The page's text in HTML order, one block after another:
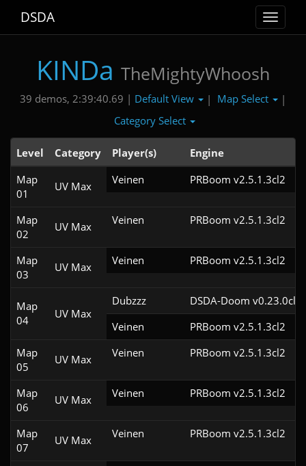
Toggle
DSDA
KINDa TheMightyWhoosh
39 demos, 2:39:40.69 | Default View | Map Select
|
Category Select
Level Category Player(s)
Engine
Map
01
UV Max Veinen PRBoom v2.5.1.3cl2
Map
02
UV Max Veinen PRBoom v2.5.1.3cl2
Map
03
UV Max Veinen PRBoom v2.5.1.3cl2
Map
04
UV Max
Dubzzz
DSDA-Doom v0.23.0cl2
Veinen
PRBoom v2.5.1.3cl2
Map
05
UV Max Veinen PRBoom v2.5.1.3cl2
Map
06
UV Max Veinen PRBoom v2.5.1.3cl2
Map
07
UV Max Veinen PRBoom v2.5.1.3cl2